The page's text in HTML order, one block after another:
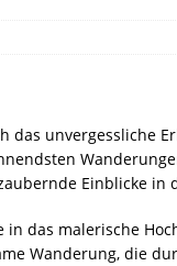
das unvergessliche
Einblicke in
in das malerische
Wanderung, die